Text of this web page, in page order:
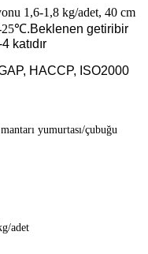
1,6-1,8 kg/adet, 40 cm
℃.Beklenen getiribir
katıdır
HACCP, ISO2000
yumurtası/çubuğu
adet